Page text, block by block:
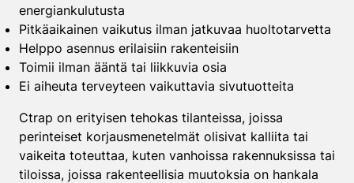
energiankulutusta
Pitkäaikainen vaikutus ilman jatkuvaa huoltotarvetta
Helppo asennus erilaisiin rakenteisiin
Toimii ilman ääntä tai liikkuvia osia
Ei aiheuta terveyteen vaikuttavia sivutuotteita
Ctrap on erityisen tehokas tilanteissa, joissa
perinteiset korjausmenetelmät olisivat kalliita tai
vaikeita toteuttaa, kuten vanhoissa rakennuksissa tai
tiloissa, joissa rakenteellisia muutoksia on hankala